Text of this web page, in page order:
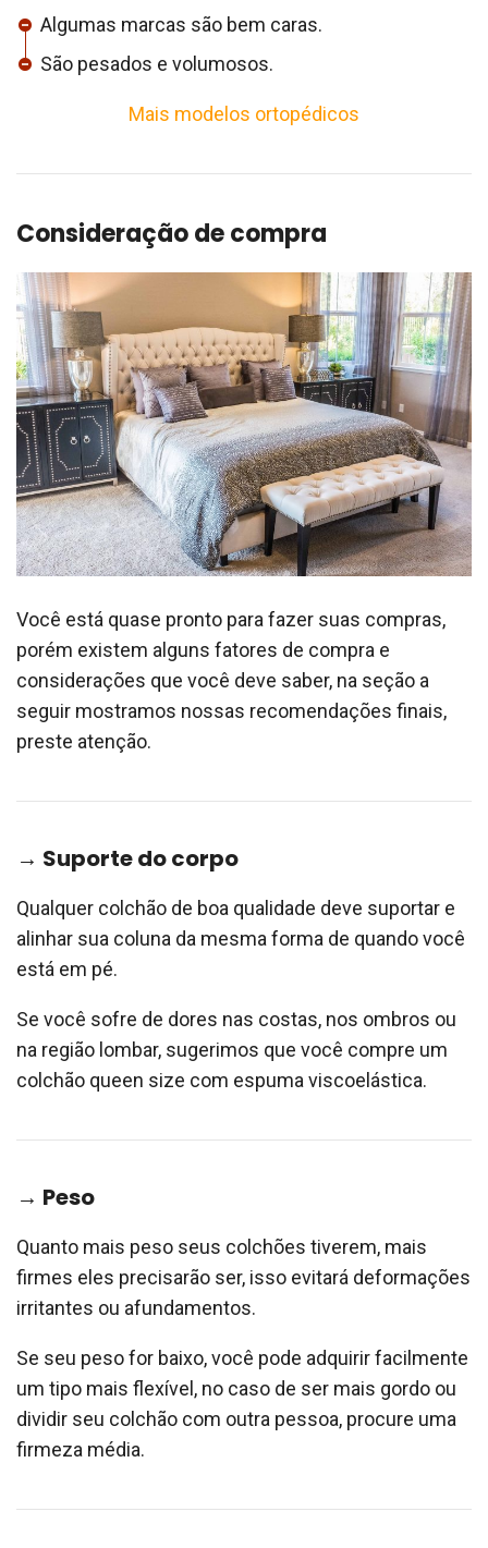
Algumas marcas são bem caras.
São pesados ​​e volumosos.
Mais modelos ortopédicos
Consideração de compra
Você está quase pronto para fazer suas compras,
porém existem alguns fatores de compra e
considerações que você deve saber, na seção a
seguir mostramos nossas recomendações finais,
preste atenção.
→ Suporte do corpo
Qualquer colchão de boa qualidade deve suportar e
alinhar sua coluna da mesma forma de quando você
está em pé.
Se você sofre de dores nas costas, nos ombros ou
na região lombar, sugerimos que você compre um
colchão queen size com espuma viscoelástica.
→ Peso
Quanto mais peso seus colchões tiverem, mais
firmes eles precisarão ser, isso evitará deformações
irritantes ou afundamentos.
Se seu peso for baixo, você pode adquirir facilmente
um tipo mais flexível, no caso de ser mais gordo ou
dividir seu colchão com outra pessoa, procure uma
firmeza média.